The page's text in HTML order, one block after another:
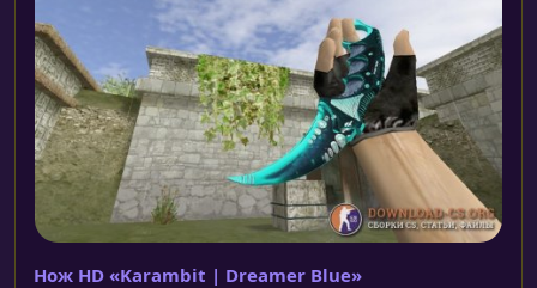
Нож HD «Karambit | Dreamer Blue»